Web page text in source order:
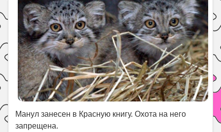
Манул занесен в Красную книгу. Охота на него
запрещена.